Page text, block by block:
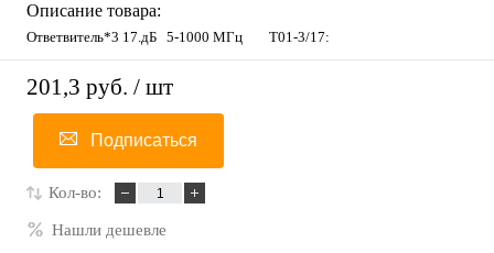
Описание товара:
Ответвитель*3 17.дБ 5-1000 МГц T01-3/17:
201,3 руб. / шт
Подписаться
Кол-во:
Нашли дешевле